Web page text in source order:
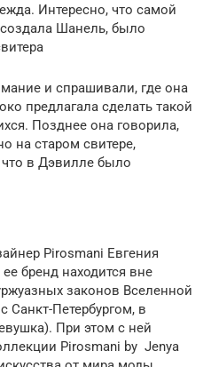
Интересно, что самой
Шанель, было
и спрашивали, где она
предлагала сделать такой
Позднее она говорила,
на старом свитере,
в Дэвилле было
Pirosmani Евгения
бренд находится вне
законов Вселенной
Санкт-Петербургом, в
При этом с ней
Pirosmani by Jenya